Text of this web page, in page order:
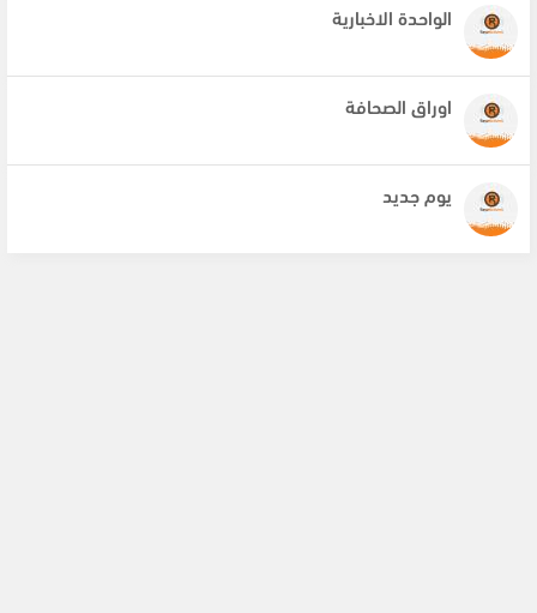
الواحدة الاخبارية
اوراق الصحافة
يوم جديد